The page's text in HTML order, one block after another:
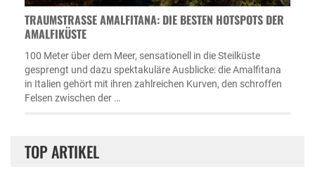
TRAUMSTRASSE AMALFITANA: DIE BESTEN HOTSPOTS DER A
MALFIKÜSTE
100 Meter über dem Meer, sensationell in die Steilküste
gesprengt und dazu spektakuläre Ausblicke: die Amalfitana
in Italien gehört mit ihren zahlreichen Kurven, den schroffen
Felsen zwischen der …
TOP ARTIKEL